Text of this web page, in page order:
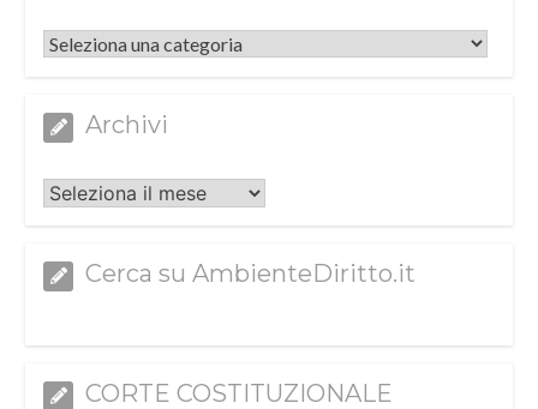
Categorie
Archivi
Archivi
Cerca su AmbienteDiritto.it
CORTE COSTITUZIONALE